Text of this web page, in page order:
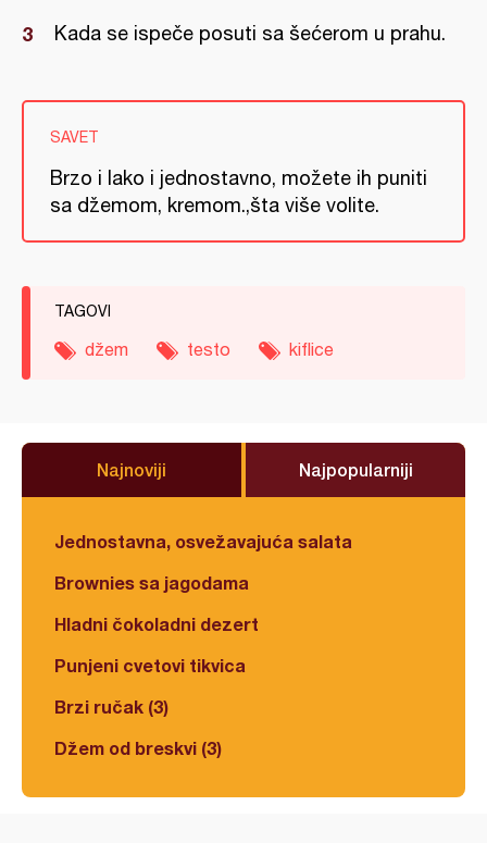
Kada se ispeče posuti sa šećerom u prahu.
SAVET
Brzo i lako i jednostavno, možete ih puniti
sa džemom, kremom.,šta više volite.
TAGOVI
džem testo kiflice
Najnoviji Najpopularniji
Jednostavna, osvežavajuća salata
Brownies sa jagodama
Hladni čokoladni dezert
Punjeni cvetovi tikvica
Brzi ručak (3)
Džem od breskvi (3)